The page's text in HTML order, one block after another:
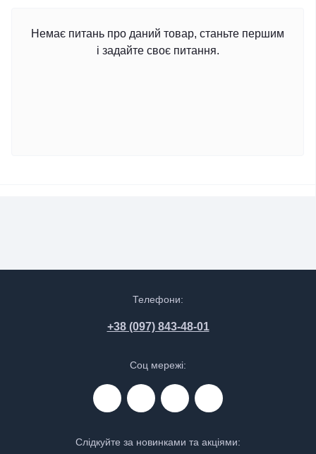
Немає питань про даний товар, станьте першим
і задайте своє питання.
Телефони:
+38 (097) 843-48-01
Соц мережі:
Слідкуйте за новинками та акціями: